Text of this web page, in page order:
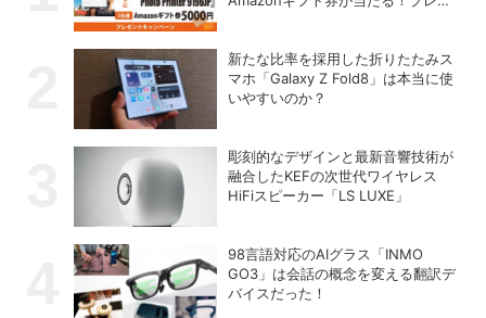
新たな比率を採用した折りたたみス
マホ「Galaxy Z Fold8」は本当に使
いやすいのか？
彫刻的なデザインと最新音響技術が
融合したKEFの次世代ワイヤレス
HiFiスピーカー「LS LUXE」
98言語対応のAIグラス「INMO
GO3」は会話の概念を変える翻訳デ
バイスだった！